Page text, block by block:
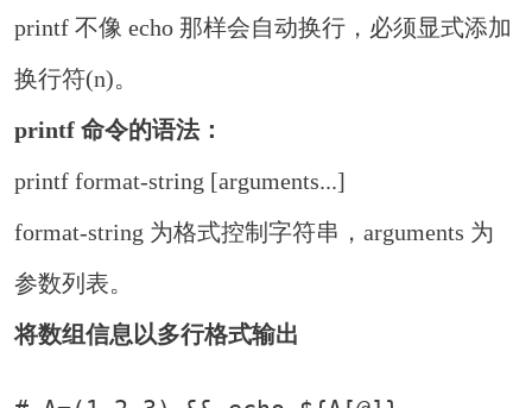
printf 不像 echo 那样会自动换行，必须显式添加
换行符(n)。
printf 命令的语法：
printf format-string [arguments...]
format-string 为格式控制字符串，arguments 为
参数列表。
将数组信息以多行格式输出